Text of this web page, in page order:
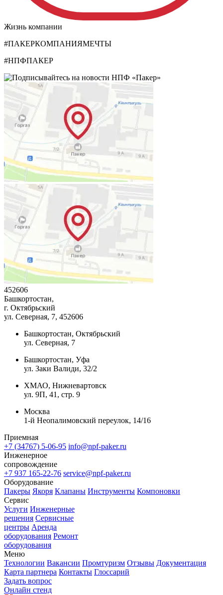
Жизнь компании
#ПАКЕРКОМПАНИЯМЕЧТЫ
#НПФПАКЕР
452606
Башкортостан,
г. Октябрьский
ул. Северная, 7, 452606
Башкортостан, Октябрьский
ул. Северная, 7
Башкортостан, Уфа
ул. Заки Валиди, 32/2
ХМАО, Нижневартовск
ул. 9П, 41, стр. 9
Москва
1-й Неопалимовский переулок, 14/16
Приемная
+7 (34767) 5-06-95 info@npf-paker.ru
Инженерное
сопровождение
+7 937 165-22-76 service@npf-paker.ru
Оборудование
Пакеры Якоря Клапаны Инструменты Компоновки
Сервис
Услуги Инженерные
решения Сервисные
центры Аренда
оборудования Ремонт
оборудования
Меню
Технологии Вакансии Промтуризм Отзывы Документация
Карта партнера Контакты Глоссарий
Задать вопрос
Онлайн стенд